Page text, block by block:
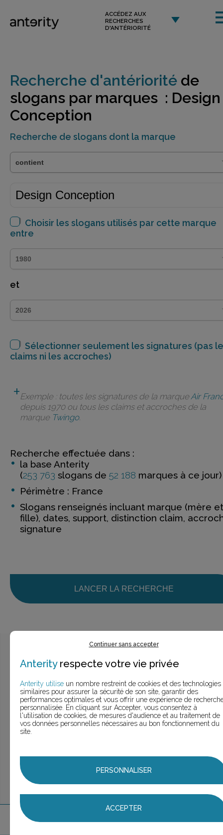
ACCÉDEZ AUX
RECHERCHES
D'ANTÉRIORITÉ
Recherche d'antériorité de
slogans par marques : Design
Conception
Recherche de slogans dont la marque
Choisir les slogans utilisés par cette marque
entre
et
Sélectionner seulement les signatures (pas
claims ni les accroches)
Exemple : toutes les signatures de la marqueAir
depuis 1970 ou tous les claims et accroches de la
marque Twingo.
Recherche effectuée dans :
la base Anterity
(253 763 slogans de 52 188 marques à ce jour)
Périmètre : France
Slogans renseignés incluant marque (mère et
fille), dates, support, distinction claim,
signature
LANCER LA RECHERCHE
Ce n’est pas exactement ce que je recherche
> Voir larecherche approfondie
> Voir larecherche personnalisée
marquetrouvée
Continuer sans accepter
Anterityrespecte votre vie privée
Anterity utilise un nombre restreint de cookies et des technologies
similaires pour assurer la sécurité de son site, garantir des
performances optimales et vous offrir une expérience de
personnalisée. En cliquant sur Accepter, vous consentez à
l'utilisation de cookies, de mesures d'audience et au traitement de
vos données personnelles nécessaires au bon fonctionnement du
site.
PERSONNALISER
ACCEPTER